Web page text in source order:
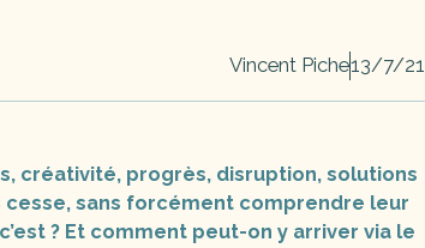
Vincent Piche13/7/21
créativité, progrès, disruption, solutions
cesse, sans forcément comprendre leur
? Et comment peut-on y arriver via le